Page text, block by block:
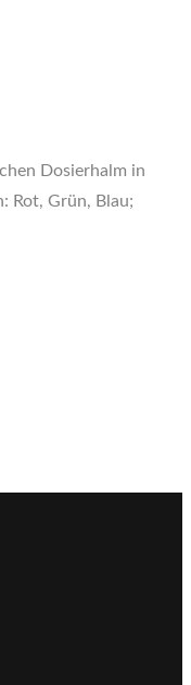
Dosierhalm in
Rot, Grün, Blau;